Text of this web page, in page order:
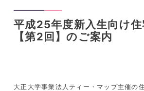
平成25年度新入生向け
【第2回】のご案内
大正大学事業法人ティー・マップ主催の